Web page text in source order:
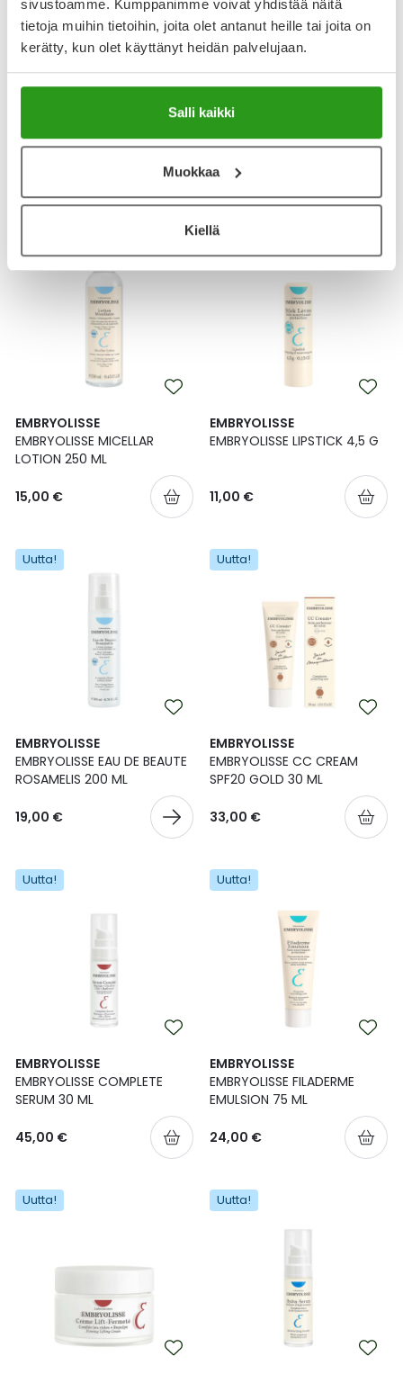
sivustoamme. Kumppanimme voivat yhdistää näitä
tietoja muihin tietoihin, joita olet antanut heille tai joita on
kerätty, kun olet käyttänyt heidän palvelujaan.
Salli kaikki
Muokkaa
Kiellä
EMBRYOLISSE HYDRA CREAM
LIGHT 40 ML
EMBRYOLISSE
EMBRYOLISSE LAIT CRÈME
FLUID+ 75 ML
16,00 €
EMBRYOLISSE
EMBRYOLISSE MICELLAR
LOTION 250 ML
15,00 €
Uutta!
EMBRYOLISSE
EMBRYOLISSE LIPSTICK 4,5 G
11,00 €
Uutta!
EMBRYOLISSE
EMBRYOLISSE EAU DE BEAUTE
ROSAMELIS 200 ML
19,00 €
Uutta!
EMBRYOLISSE
EMBRYOLISSE CC CREAM
SPF20 GOLD 30 ML
33,00 €
Uutta!
EMBRYOLISSE
EMBRYOLISSE COMPLETE
SERUM 30 ML
45,00 €
Uutta!
EMBRYOLISSE
EMBRYOLISSE FILADERME
EMULSION 75 ML
24,00 €
Uutta! Uutta!